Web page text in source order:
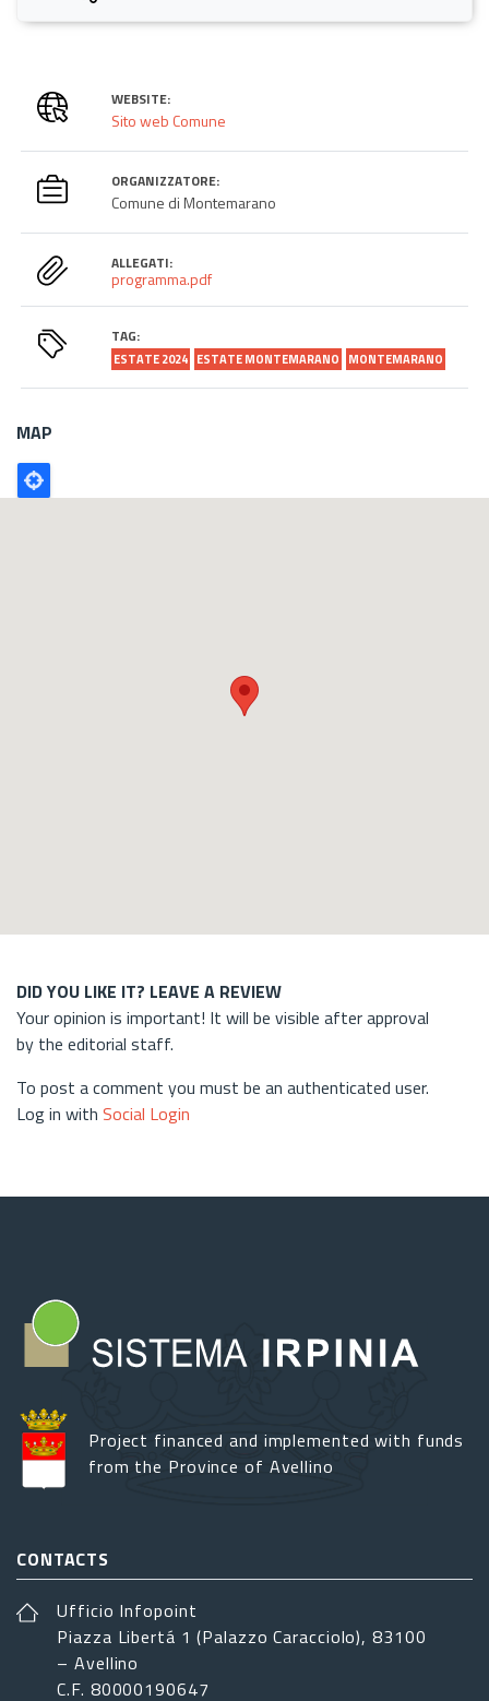
WEBSITE:
Sito web Comune
ORGANIZZATORE:
Comune di Montemarano
ALLEGATI:
programma.pdf
TAG:
ESTATE 2024 ESTATE MONTEMARANO MONTEMARANO
MAP
Poligono
GEO
DID YOU LIKE IT? LEAVE A REVIEW
Your opinion is important! It will be visible after approval
by the editorial staff.
To post a comment you must be an authenticated user.
Log in with Social Login
Project financed and implemented with funds
from the Province of Avellino
CONTACTS
Ufficio Infopoint
Piazza Libertá 1 (Palazzo Caracciolo), 83100
– Avellino
C.F. 80000190647